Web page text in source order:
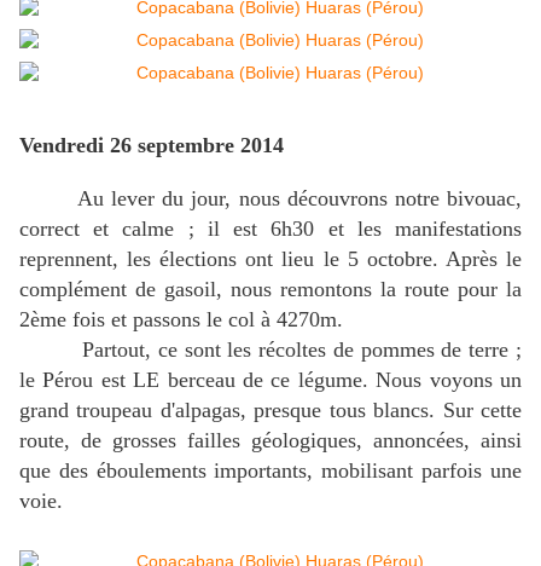
Vendredi 26 septembre 2014
Au lever du jour, nous découvrons notre bivouac,
correct et calme ; il est 6h30 et les manifestations
reprennent, les élections ont lieu le 5 octobre. Après le
complément de gasoil, nous remontons la route pour la
2ème fois et passons le col à 4270m.
Partout, ce sont les récoltes de pommes de terre ;
le Pérou est LE berceau de ce légume. Nous voyons un
grand troupeau d'alpagas, presque tous blancs. Sur cette
route, de grosses failles géologiques, annoncées, ainsi
que des éboulements importants, mobilisant parfois une
voie.